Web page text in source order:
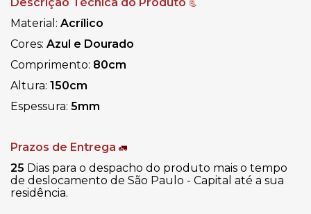
📃
Material: Acrílico
Cores: Azul e Dourado
Comprimento: 80cm
Altura: 150cm
Espessura: 5mm
Prazos de Entrega 🚛
25 Dias para o despacho do produto mais o tempo
de deslocamento de São Paulo - Capital até a sua
residência.